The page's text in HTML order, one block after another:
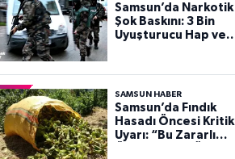
Samsun’da Narkotik
Şok Baskını: 3 Bin
Uyuşturucu Hap ve
SAMSUN HABER
Samsun’da Fındık
Hasadı Öncesi Kritik
Uyarı: “Bu Zararlı